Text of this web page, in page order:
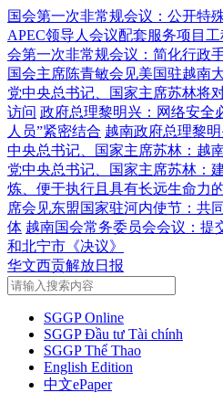
国会第一次非常规会议：公开特
APEC领导人会议配套服务项目
会第一次非常规会议：简化行政
国会主席陈青敏会见美国驻越南
党中央总书记、国家主席苏林将
访问 政府总理黎明兴：网络安全
人员”紧密结合 越南政府总理黎
中央总书记、国家主席苏林：越
党中央总书记、国家主席苏林：
炼、便于执行且具有长远生命力
席会见东盟国家驻河内使节：共
体 越南国会常务委员会会议：提
和北宁市《决议》
华文西贡解放日报
SGGP Online
SGGP Đầu tư Tài chính
SGGP Thể Thao
English Edition
中文ePaper